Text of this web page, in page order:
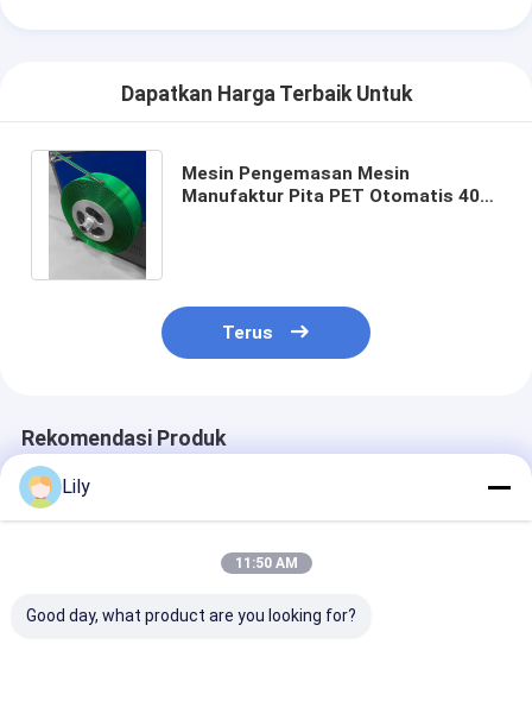
Dapatkan Harga Terbaik Untuk
Mesin Pengemasan Mesin
Manufaktur Pita PET Otomatis 400
Terus
Rekomendasi Produk
Lily
11:50 AM
Good day, what product are you looking for?